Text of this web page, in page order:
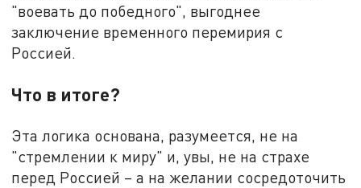
"воевать до победного", выгоднее
заключение временного перемирия с
Россией.
Что в итоге?
Эта логика основана, разумеется, не на
"стремлении к миру" и, увы, не на страхе
перед Россией – а на желании сосредоточить